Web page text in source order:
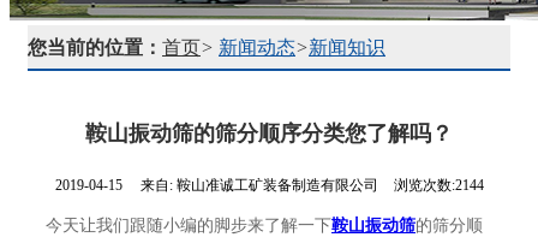
您当前的位置： 首页> 新闻动态>新闻知识
鞍山振动筛的筛分顺序分类您了解吗？
2019-04-15 来自: 鞍山准诚工矿装备制造有限公司 浏览次数:2144
今天让我们跟随小编的脚步来了解一下鞍山振动筛的筛分顺